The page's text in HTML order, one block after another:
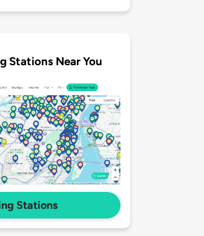
Stations Near You
Stations